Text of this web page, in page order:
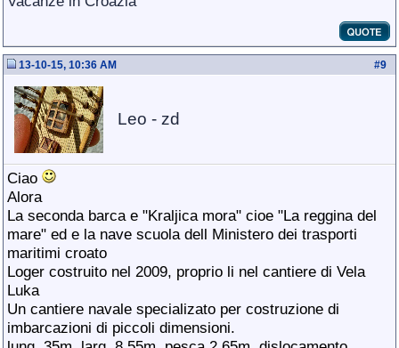
#9
13-10-15, 10:36 AM
Leo - zd
Ciao
Alora
La seconda barca e "Kraljica mora" cioe "La reggina del
mare" ed e la nave scuola dell Ministero dei trasporti
maritimi croato
Loger costruito nel 2009, proprio li nel cantiere di Vela
Luka
Un cantiere navale specializato per costruzione di
imbarcazioni di piccoli dimensioni.